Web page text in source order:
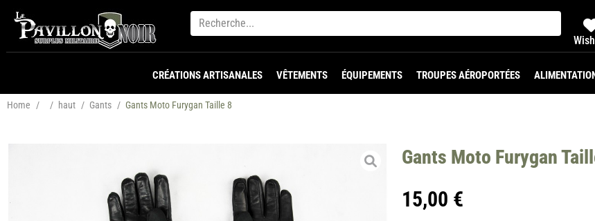
CRÉATIONS ARTISANALES VÊTEMENTS ÉQUIPEMENTS TROUPES AÉROPORTÉES
Home / / haut / Gants / Gants Moto Furygan Taille 8
Gants Moto Furygan
15,00 €